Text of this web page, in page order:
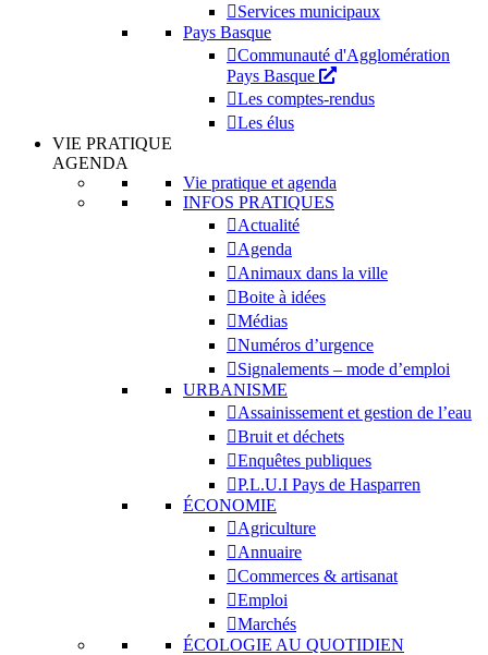
Services municipaux
Pays Basque
Communauté d'Agglomération
Pays Basque
Les comptes-rendus
Les élus
VIE PRATIQUE
AGENDA
Vie pratique et agenda
INFOS PRATIQUES
Actualité
Agenda
Animaux dans la ville
Boite à idées
Médias
Numéros d’urgence
Signalements – mode d’emploi
URBANISME
Assainissement et gestion de l’eau
Bruit et déchets
Enquêtes publiques
P.L.U.I Pays de Hasparren
ÉCONOMIE
Agriculture
Annuaire
Commerces & artisanat
Emploi
Marchés
ÉCOLOGIE AU QUOTIDIEN